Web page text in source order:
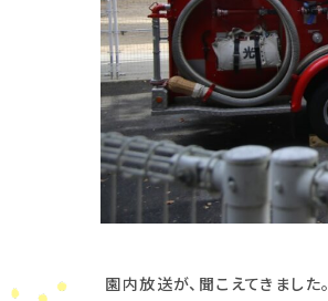
園内放送が、聞こえてきました。